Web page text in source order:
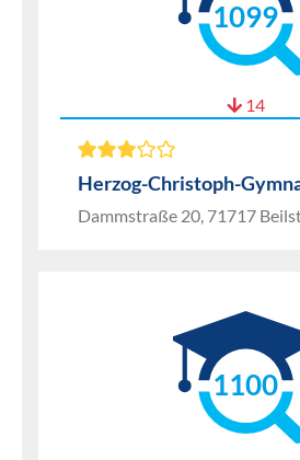
1099
14
Herzog-Christoph-
Dammstraße 20, 71717
1100